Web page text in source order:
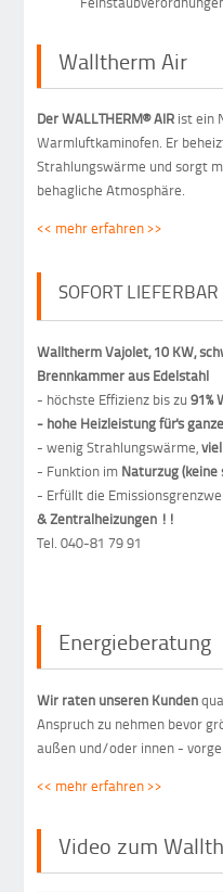
Walltherm Air
Der WALLTHERM® AIR ist ein
Warmluftkaminofen. Er
Strahlungswärme und sorgt
behagliche Atmosphäre.
<< mehr erfahren >>
SOFORT LIEFERBAR
Walltherm Vajolet, 10 KW,
Brennkammer aus Edelstahl
- höchste Effizienz bis zu91%
- hohe Heizleistung für's
- wenig Strahlungswärme,
- Funktion im Naturzug (keine
- Erfüllt die
&Zentralheizungen !!
Tel. 040-81 79 91
Energieberatung
Wir raten unseren Kunden
Anspruch zu nehmen bevor
außen und/oder innen -
<< mehr erfahren >>
Video zum